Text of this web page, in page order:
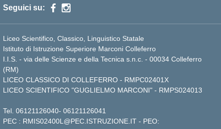
Seguici su:
Liceo Scientifico, Classico, Linguistico Statale
Istituto di Istruzione Superiore Marconi Colleferro
I.I.S. - via delle Scienze e della Tecnica s.n.c. - 00034 Colleferro
(RM)
LICEO CLASSICO DI COLLEFERRO - RMPC02401X
LICEO SCIENTIFICO "GUGLIELMO MARCONI" - RMPS024013
Tel. 06121126040- 06121126041
PEC : RMIS02400L@PEC.ISTRUZIONE.IT - PEO: